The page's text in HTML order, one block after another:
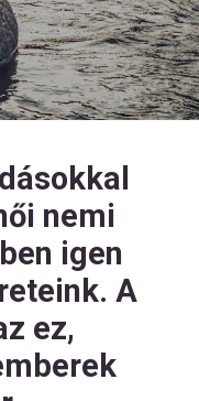
nemi
igen
A
ez,